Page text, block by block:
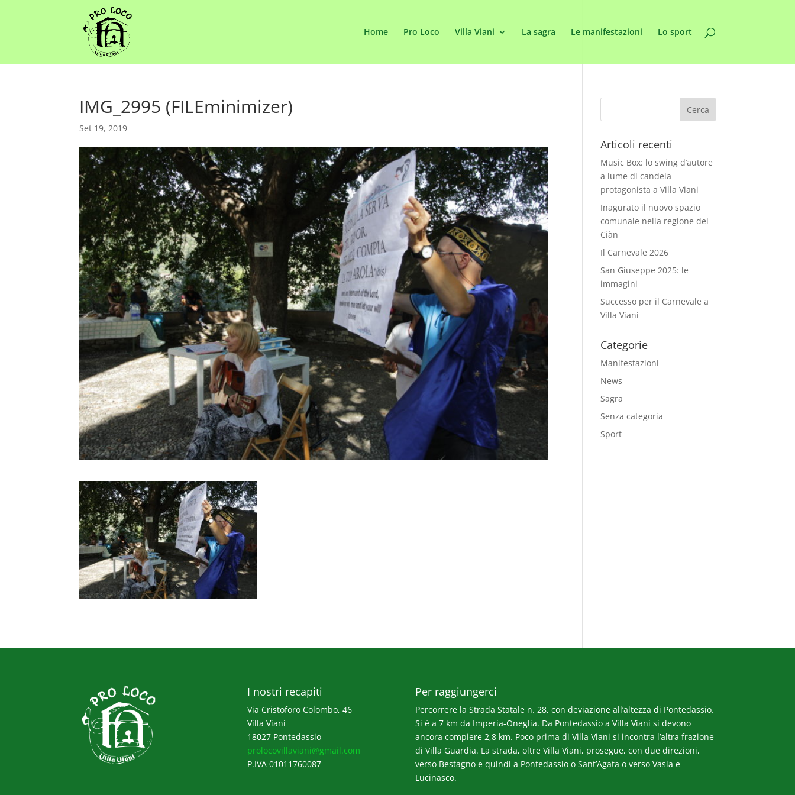
Home Pro Loco Villa Viani La sagra Le manifestazioni Lo sport
IMG_2995 (FILEminimizer)
Set 19, 2019
Articoli recenti
Music Box: lo swing d’autore
a lume di candela
protagonista a Villa Viani
Inagurato il nuovo spazio
comunale nella regione del
Ciàn
Il Carnevale 2026
San Giuseppe 2025: le
immagini
Successo per il Carnevale a
Villa Viani
Categorie
Manifestazioni
News
Sagra
Senza categoria
Sport
I nostri recapiti
Via Cristoforo Colombo, 46
Villa Viani
18027 Pontedassio
prolocovillaviani@gmail.com
P.IVA 01011760087
Per raggiungerci
Percorrere la Strada Statale n. 28, con deviazione all’altezza di Pontedassio.
Si è a 7 km da Imperia-Oneglia. Da Pontedassio a Villa Viani si devono
ancora compiere 2,8 km. Poco prima di Villa Viani si incontra l’altra frazione
di Villa Guardia. La strada, oltre Villa Viani, prosegue, con due direzioni,
verso Bestagno e quindi a Pontedassio o Sant’Agata o verso Vasia e
Lucinasco.